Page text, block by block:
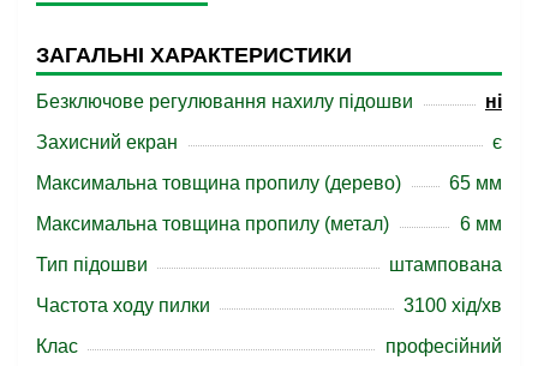
ЗАГАЛЬНІ ХАРАКТЕРИСТИКИ
Безключове регулювання нахилу підошви
ні
Захисний екран
є
Максимальна товщина пропилу (дерево)
65 мм
Максимальна товщина пропилу (метал)
6 мм
Тип підошви
штампована
Частота ходу пилки
3100 хід/хв
Клас
професійний